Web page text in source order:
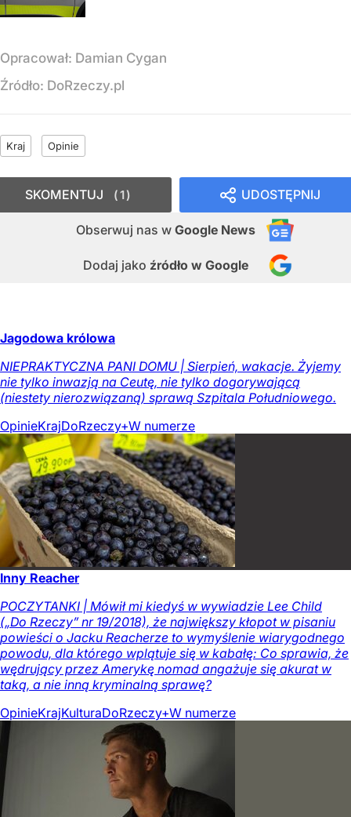
Opracował: Damian Cygan
Źródło: DoRzeczy.pl
Kraj Opinie
UDOSTĘPNIJ
Obserwuj nas w Google News
Dodaj jako źródło w Google
SKOMENTUJ 1
Jagodowa królowa
NIEPRAKTYCZNA PANI DOMU | Sierpień, wakacje. Żyjemy
nie tylko inwazją na Ceutę, nie tylko dogorywającą
(niestety nierozwiązaną) sprawą Szpitala Południowego.
OpinieKrajDoRzeczy+W numerze
Inny Reacher
POCZYTANKI | Mówił mi kiedyś w wywiadzie Lee Child
(„Do Rzeczy” nr 19/2018), że największy kłopot w pisaniu
powieści o Jacku Reacherze to wymyślenie wiarygodnego
powodu, dla którego wplątuje się w kabałę: Co sprawia, że
wędrujący przez Amerykę nomad angażuje się akurat w
taką, a nie inną kryminalną sprawę?
OpinieKrajKulturaDoRzeczy+W numerze